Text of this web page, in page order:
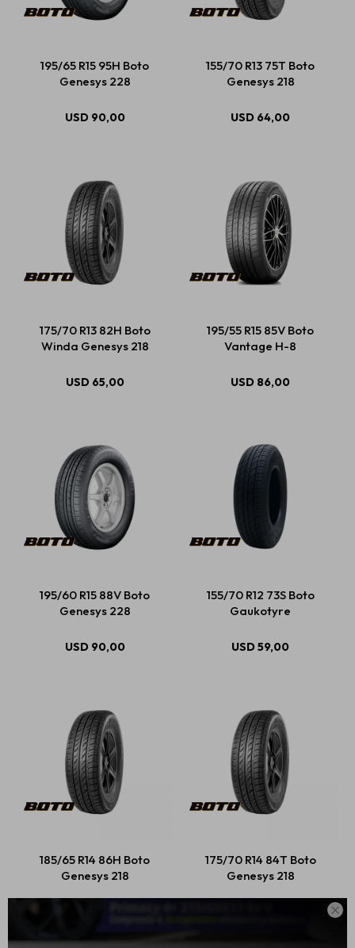

195/65 R15 95H Boto
Genesys 228
USD 90,00
155/70 R13 75T Boto
Genesys 218
USD 64,00
175/70 R13 82H Boto
Winda Genesys 218
USD 65,00
195/55 R15 85V Boto
Vantage H-8
USD 86,00
195/60 R15 88V Boto
Genesys 228
USD 90,00
155/70 R12 73S Boto
Gaukotyre
USD59,00
185/65 R14 86H Boto
Genesys 218
175/70 R14 84T Boto
Genesys 218